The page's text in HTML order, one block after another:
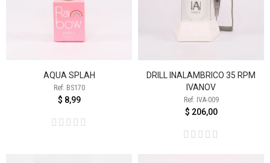
AQUA SPLAH
Ref: BS170
$ 8,99
DRILL INALAMBRICO 35 RPM
IVANOV
Ref: IVA-009
$ 206,00